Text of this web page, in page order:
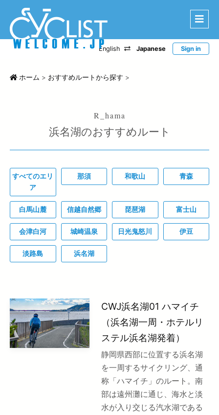
登録宿泊施設
宿泊レポート
ツアー・イベントから探す
CWC
お問い合わせ
English Japanese Sign in
ホーム > おすすめルートから探す >
浜名湖のおすすめルート
すべてのエリ
ア
那須 和歌山 青森
白馬山麓 信越自然郷 琵琶湖 富士山
会津白河 城崎温泉 日光鬼怒川 伊豆
淡路島 浜名湖
CWJ浜名湖01 ハマイチ
（浜名湖一周・ホテルリ
ステル浜名湖発着）
静岡県西部に位置する浜名湖
を一周するサイクリング、通
称「ハマイチ」のルート。南
部は遠州灘に通じ、海水と淡
水が入り交じる汽水湖である